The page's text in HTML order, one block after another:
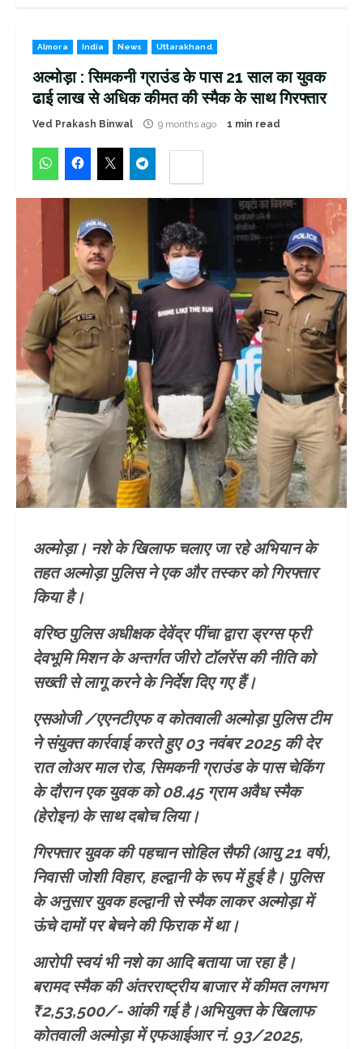
Almora India News Uttarakhand
अल्मोड़ा : सिमकनी ग्राउंड के पास 21 साल का युवक
ढाई लाख से अधिक कीमत की स्मैक के साथ गिरफ्तार
Ved Prakash Binwal 9 months ago 1 min read
अल्मोड़ा। नशे के खिलाफ चलाए जा रहे अभियान के
तहत अल्मोड़ा पुलिस ने एक और तस्कर को गिरफ्तार
किया है।
वरिष्ठ पुलिस अधीक्षक देवेंद्र पींचा द्वारा ड्रग्स फ्री
देवभूमि मिशन के अन्तर्गत जीरो टॉलरेंस की नीति को
सख्ती से लागू करने के निर्देश दिए गए हैं।
एसओजी /एएनटीएफ व कोतवाली अल्मोड़ा पुलिस टीम
ने संयुक्त कार्रवाई करते हुए 03 नवंबर 2025 की देर
रात लोअर माल रोड, सिमकनी ग्राउंड के पास चेकिंग
के दौरान एक युवक को 08.45 ग्राम अवैध स्मैक
(हेरोइन) के साथ दबोच लिया।
गिरफ्तार युवक की पहचान सोहिल सैफी (आयु 21 वर्ष),
निवासी जोशी विहार, हल्द्वानी के रूप में हुई है। पुलिस
के अनुसार युवक हल्द्वानी से स्मैक लाकर अल्मोड़ा में
ऊंचे दामों पर बेचने की फिराक में था।
आरोपी स्वयं भी नशे का आदि बताया जा रहा है।
बरामद स्मैक की अंतरराष्ट्रीय बाजार में कीमत लगभग
₹2,53,500/- आंकी गई है।अभियुक्त के खिलाफ
कोतवाली अल्मोड़ा में एफआईआर नं. 93/2025,